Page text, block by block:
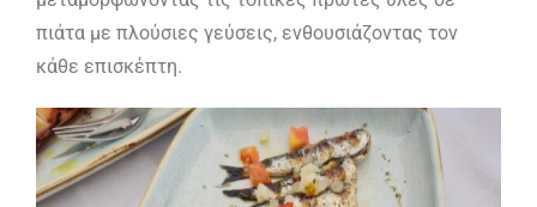
πιάτα με πλούσιες γεύσεις, ενθουσιάζοντας τον
κάθε επισκέπτη.